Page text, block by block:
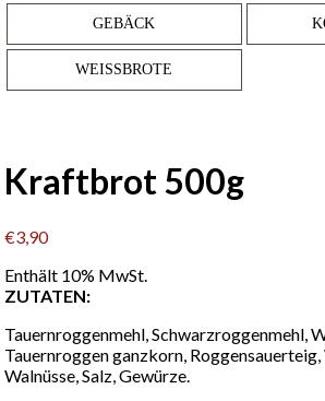
GEBÄCK
WEISSBROTE
Kraftbrot 500g
€3,90
Enthält 10% MwSt.
ZUTATEN:
Tauernroggenmehl, Schwarzroggenmehl,
Tauernroggen ganzkorn, Roggensauerteig,
Walnüsse, Salz, Gewürze.